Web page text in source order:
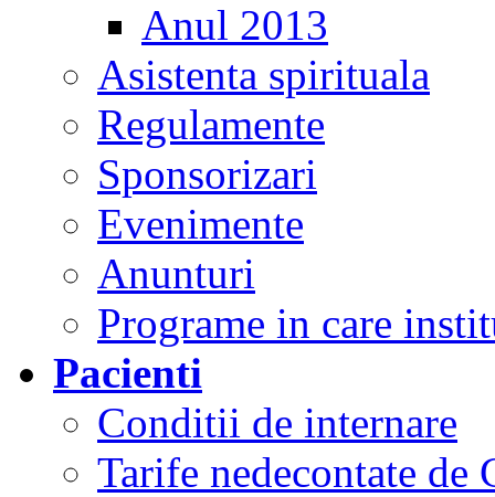
Anul 2013
Asistenta spirituala
Regulamente
Sponsorizari
Evenimente
Anunturi
Programe in care
Pacienti
Conditii de internare
Tarife nedecontate de